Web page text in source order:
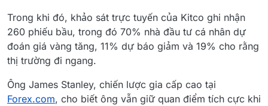
Trong khi đó, khảo sát trực tuyến của Kitco ghi nhận
260 phiếu bầu, trong đó 70% nhà đầu tư cá nhân dự
đoán giá vàng tăng, 11% dự báo giảm và 19% cho rằng
thị trường đi ngang.
Ông James Stanley, chiến lược gia cấp cao tại
Forex.com, cho biết ông vẫn giữ quan điểm tích cực khi